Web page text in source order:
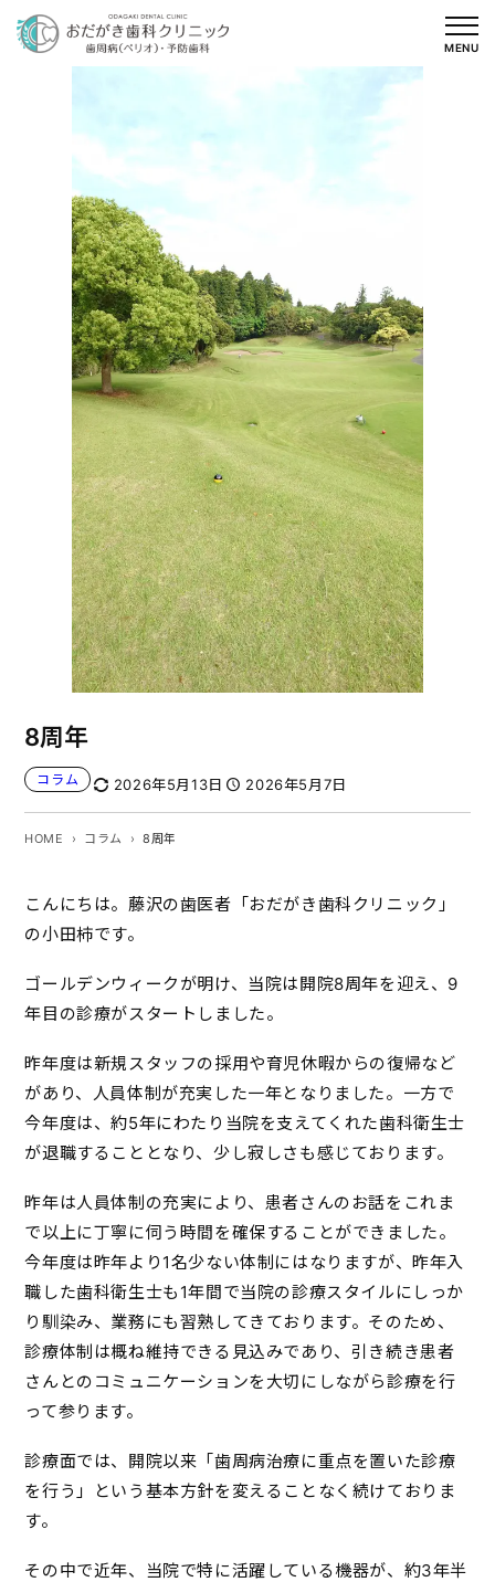
MENU
8周年
コラム 2026年5月13日 2026年5月7日
HOME コラム 8周年
こんにちは。藤沢の歯医者「おだがき歯科クリニック」
の小田柿です。
ゴールデンウィークが明け、当院は開院8周年を迎え、9
年目の診療がスタートしました。
昨年度は新規スタッフの採用や育児休暇からの復帰など
があり、人員体制が充実した一年となりました。一方で
今年度は、約5年にわたり当院を支えてくれた歯科衛生士
が退職することとなり、少し寂しさも感じております。
昨年は人員体制の充実により、患者さんのお話をこれま
で以上に丁寧に伺う時間を確保することができました。
今年度は昨年より1名少ない体制にはなりますが、昨年入
職した歯科衛生士も1年間で当院の診療スタイルにしっか
り馴染み、業務にも習熟してきております。そのため、
診療体制は概ね維持できる見込みであり、引き続き患者
さんとのコミュニケーションを大切にしながら診療を行
って参ります。
診療面では、開院以来「歯周病治療に重点を置いた診療
を行う」という基本方針を変えることなく続けておりま
す。
その中で近年、当院で特に活躍している機器が、約3年半